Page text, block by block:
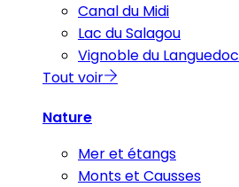
Canal du Midi
Lac du Salagou
Vignoble du Languedoc
Tout voir
Nature
Mer et étangs
Monts et Causses